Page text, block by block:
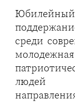
Юбилейный
среди
людей